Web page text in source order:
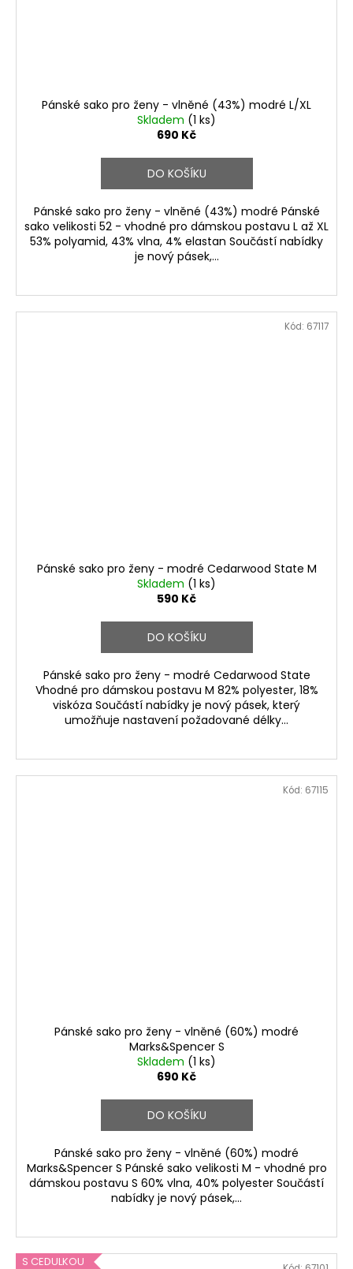
Pánské sako pro ženy - vlněné (43%) modré L/XL
Skladem (1 ks)
690 Kč
DO KOŠÍKU
Pánské sako pro ženy - vlněné (43%) modré Pánské
sako velikosti 52 - vhodné pro dámskou postavu L až XL
53% polyamid, 43% vlna, 4% elastan Součástí nabídky
je nový pásek,...
Pánské sako pro ženy - modré Cedarwood State M
Skladem (1 ks)
590 Kč
DO KOŠÍKU
Pánské sako pro ženy - modré Cedarwood State
Vhodné pro dámskou postavu M 82% polyester, 18%
viskóza Součástí nabídky je nový pásek, který
umožňuje nastavení požadované délky...
Kód: 67117
Pánské sako pro ženy - vlněné (60%) modré
Marks&Spencer S
Skladem (1 ks)
690 Kč
DO KOŠÍKU
Pánské sako pro ženy - vlněné (60%) modré
Marks&Spencer S Pánské sako velikosti M - vhodné pro
dámskou postavu S 60% vlna, 40% polyester Součástí
nabídky je nový pásek,...
Kód: 67115
S CEDULKOU